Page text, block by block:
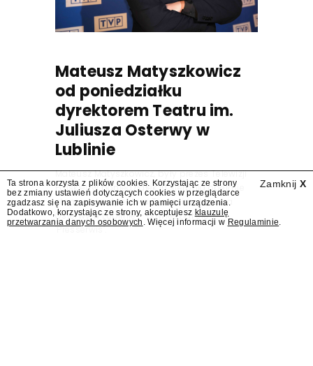
Mateusz Matyszkowicz
od poniedziałku
dyrektorem Teatru im.
Juliusza Osterwy w
Lublinie
Mateusz Matyszkowicz, były prezes Telewizji
Polskiej, w poniedziałek 10 sierpnia obejmie
stanowisko dyrektora Teatru im. Juliusza
Osterwy w Lublinie – dowiedział się
"Presserwis".
Zamknij X
Ta strona korzysta z plików cookies. Korzystając ze strony
bez zmiany ustawień dotyczących cookies w przeglądarce
zgadzasz się na zapisywanie ich w pamięci urządzenia.
Dodatkowo, korzystając ze strony, akceptujesz klauzulę
przetwarzania danych osobowych . Więcej informacji w Regulaminie.